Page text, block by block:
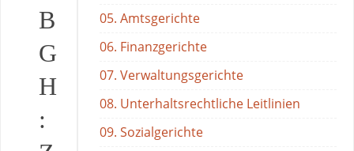
B
G
H
:
05. Amtsgerichte
06. Finanzgerichte
07. Verwaltungsgerichte
08. Unterhaltsrechtliche Leitlinien
09. Sozialgerichte